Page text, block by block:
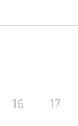
16
17